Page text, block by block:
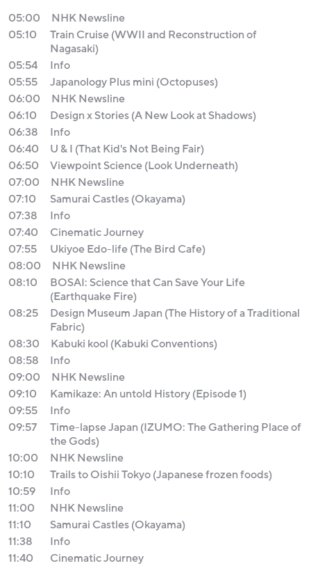
05:00
NHK Newsline
05:10
Train Cruise (WWII and Reconstruction of
Nagasaki)
05:54
Info
05:55
Japanology Plus mini (Octopuses)
06:00
NHK Newsline
06:10
Design x Stories (A New Look at Shadows)
06:38
Info
06:40
U & I (That Kid's Not Being Fair)
06:50
Viewpoint Science (Look Underneath)
07:00
NHK Newsline
07:10
Samurai Castles (Okayama)
07:38
Info
07:40
Cinematic Journey
07:55
Ukiyoe Edo-life (The Bird Cafe)
08:00
NHK Newsline
08:10
BOSAI: Science that Can Save Your Life
(Earthquake Fire)
08:25
Design Museum Japan (The History of a Traditional
Fabric)
08:30
Kabuki kool (Kabuki Conventions)
08:58
Info
09:00
NHK Newsline
09:10
Kamikaze: An untold History (Episode 1)
09:55
Info
09:57
Time-lapse Japan (IZUMO: The Gathering Place of
the Gods)
10:00
NHK Newsline
10:10
Trails to Oishii Tokyo (Japanese frozen foods)
10:59
Info
11:00
NHK Newsline
11:10
Samurai Castles (Okayama)
11:38
Info
11:40
Cinematic Journey